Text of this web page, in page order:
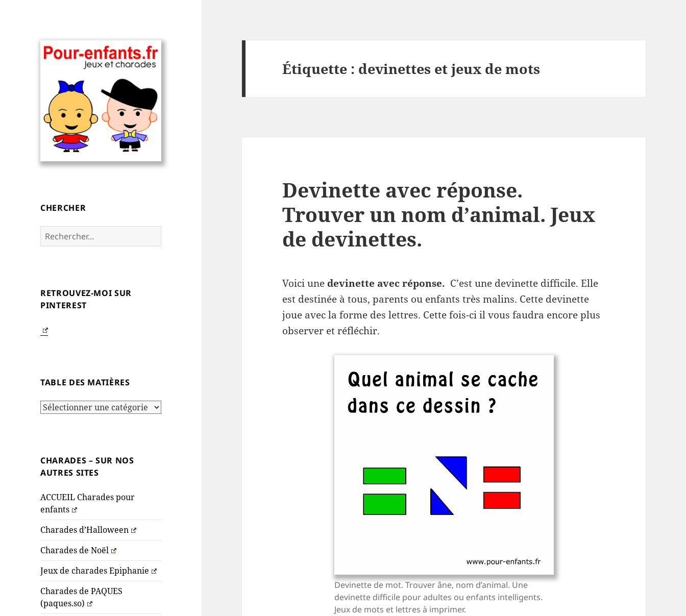
devinettes, pour
enfants.
CHERCHER
Rechercher :
RETROUVEZ-MOI SUR
PINTEREST
TABLE DES MATIÈRES
Table
CHARADES – SUR NOS
AUTRES SITES
ACCUEIL Charades pour
enfants
Charades d’Halloween
Charades de Noël
Jeux de charades Epiphanie
Charades de PAQUES
(paques.so)
Étiquette : devinettes et jeux de mots
Devinette avec réponse.
Trouver un nom d’animal. Jeux
de devinettes.
Voici une devinette avec réponse. C’est une devinette difficile. Elle
est destinée à tous, parents ou enfants très malins. Cette devinette
joue avec la forme des lettres. Cette fois-ci il vous faudra encore plus
observer et réfléchir.
Devinette de mot. Trouver âne, nom d’animal. Une
devinette difficile pour adultes ou enfants intelligents.
Jeux de mots et lettres à imprimer.